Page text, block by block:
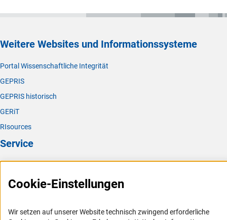
Weitere Websites und Informationssysteme
Portal Wissenschaftliche Integrität
GEPRIS
GEPRIS historisch
GERiT
RIsources
Service
Presse
FAQ
Logo und Corporate Design
Cookie-Einstellungen
Wir setzen auf unserer Website technisch zwingend erforderliche